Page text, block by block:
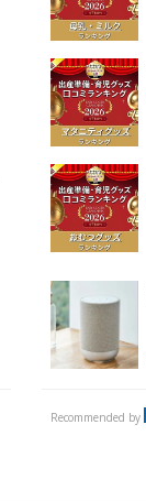
Recommended by